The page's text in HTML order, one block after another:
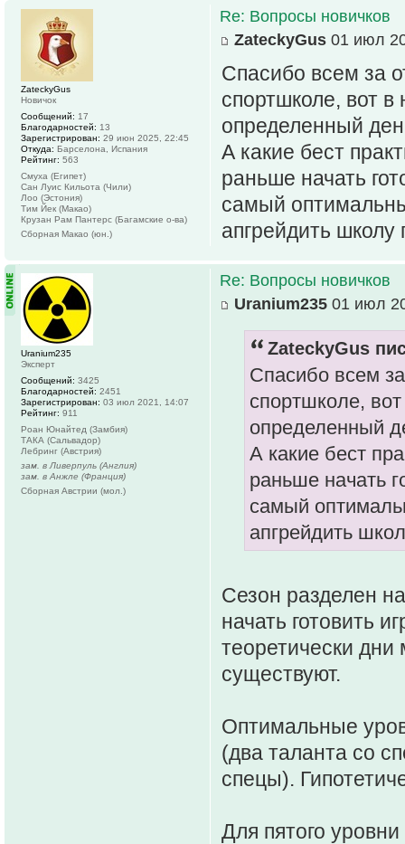
Re: Вопросы новичков
ZateckyGus 01 июл
Спасибо всем за
спортшколе, вот
определенный
А какие бест
раньше начать
самый
апгрейдить школу
ZateckyGus
Новичок
Сообщений: 17
Благодарностей: 13
Зарегистрирован: 29 июн 2025, 22:45
Откуда: Барселона, Испания
Рейтинг: 563
Смуха (Египет)
Сан Луис Кильота (Чили)
Лоо (Эстония)
Тим Йек (Макао)
Крузан Рам Пантерс (Багамские о-ва)
Сборная Макао (юн.)
Re: Вопросы новичков
Uranium235 01 июл
ZateckyGus
Спасибо всем
спортшколе,
определенный
А какие бест
раньше начать
самый
апгрейдить
Сезон разделен
начать готовить
теоретически дни
существуют.
Оптимальные
(два таланта со
спецы).
Для пятого
Uranium235
Эксперт
Сообщений: 3425
Благодарностей: 2451
Зарегистрирован: 03 июл 2021, 14:07
Рейтинг: 911
Роан Юнайтед (Замбия)
ТАКА (Сальвадор)
Лебринг (Австрия)
зам. в Ливерпуль (Англия)
зам. в Анжле (Франция)
Сборная Австрии (мол.)